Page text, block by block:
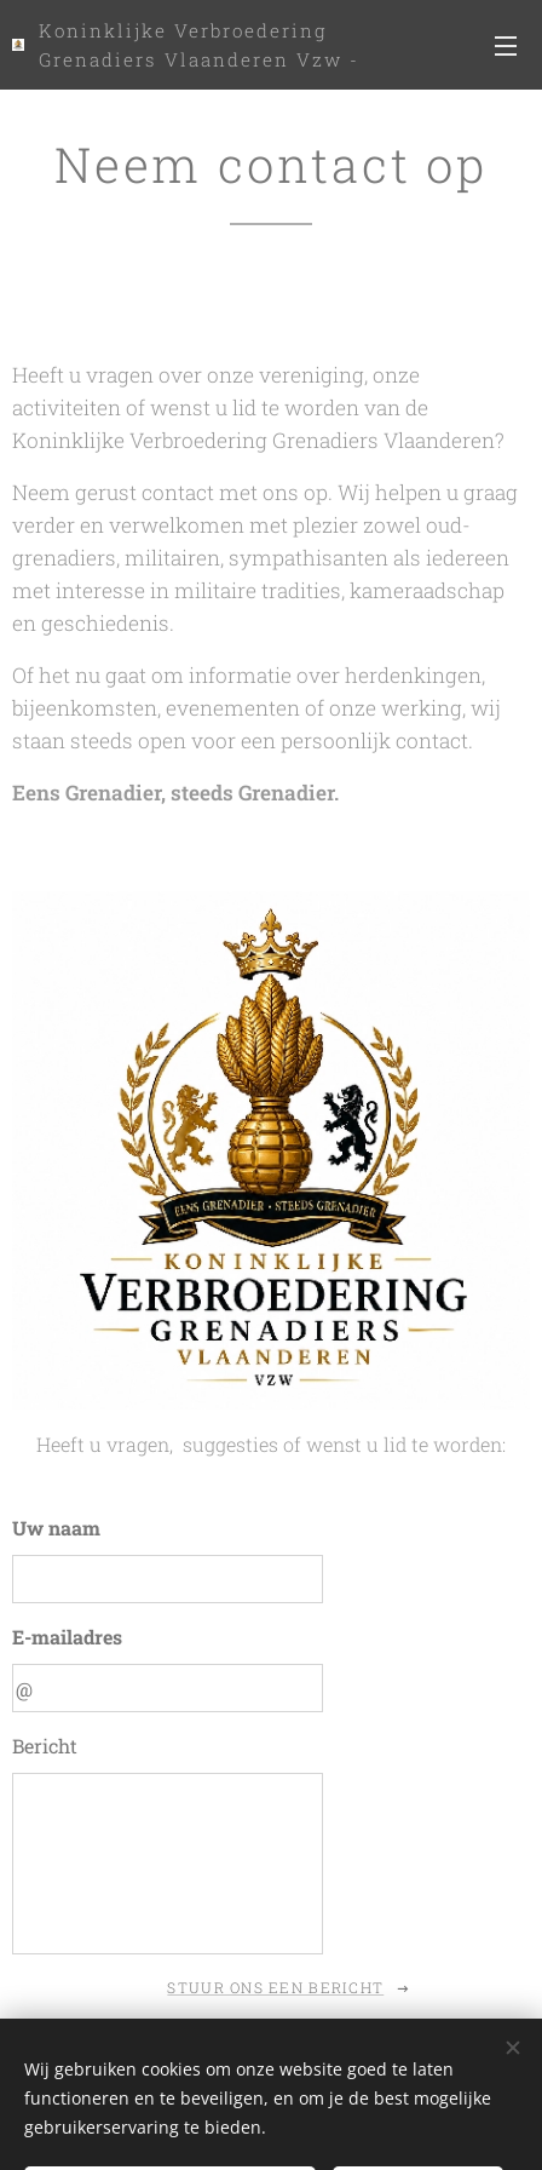
Koninklijke Verbroedering
Grenadiers Vlaanderen Vzw -
www.kvgv.be
Neem contact op
Heeft u vragen over onze vereniging, onze
activiteiten of wenst u lid te worden van de
Koninklijke Verbroedering Grenadiers Vlaanderen?
Neem gerust contact met ons op. Wij helpen u graag
verder en verwelkomen met plezier zowel oud-
grenadiers, militairen, sympathisanten als iedereen
met interesse in militaire tradities, kameraadschap
en geschiedenis.
Of het nu gaat om informatie over herdenkingen,
bijeenkomsten, evenementen of onze werking, wij
staan steeds open voor een persoonlijk contact.
Eens Grenadier, steeds Grenadier.
Heeft u vragen, suggesties of wenst u lid te worden:
Uw naam
E-mailadres
Bericht
STUUR ONS EEN BERICHT
© 2026 Koninklijke Verbroedering Grenadiers Vlaanderen vzw
Web designAlain Somerlinck
Wij gebruiken cookies om onze website goed te laten
functioneren en te beveiligen, en om je de best mogelijke
gebruikerservaring te bieden.